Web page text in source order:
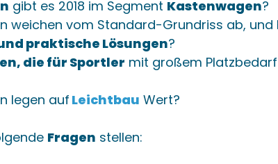
gibt es 2018 im Segment Kastenwagen?
weichen vom Standard-Grundriss ab, und
praktische Lösungen?
die für Sportler mit großem
legen aufLeichtbau Wert?
Fragen stellen: